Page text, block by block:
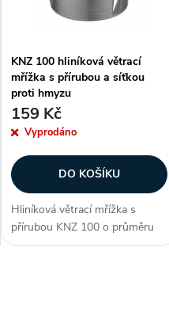
í
p
r
o
d
u
s
p
r
o
d
KNZ 100 hliníková větrací
mřížka s přírubou a síťkou
proti hmyzu
159 Kč
Vyprodáno
DO KOŠÍKU
Hliníková větrací mřížka s
přírubou KNZ 100 o průměru
připojení 100 mm je vhodná